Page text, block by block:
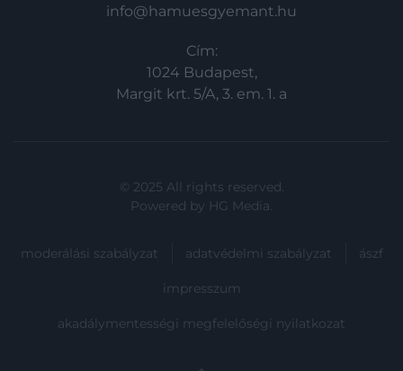
info@hamuesgyemant.hu
Cím:
1024 Budapest,
Margit krt. 5/A, 3. em. 1. a
© 2025 All rights reserved.
Powered by HG Media.
moderálási szabályzat adatvédelmi szabályzat ászf
impresszum
akadálymentességi megfelelőségi nyilatkozat